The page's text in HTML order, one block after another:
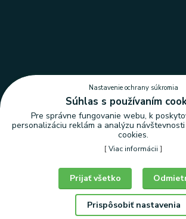
Nastavenie ochrany
Nastavenie ochrany súkromia
Súhlas s používaním
Pre správne fungovanie webu, k
personalizáciu reklám a analýzu
cookies.
[Viac informácii ]
Prispôsobiť nastavenia
Prijať všetko